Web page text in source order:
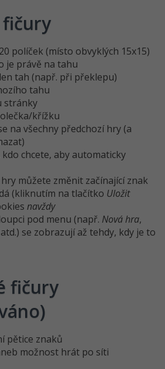
-30%
-80%
-80%
-15%
-25%
Effects
fičury
políček (místo obvyklých 15x15)
je právě na tahu
tah (např. při překlepu)
tahu
stránky
křížku
na všechny předchozí hry (a
chcete, aby automaticky
můžete změnit začínající znak
(kliknutím na tlačítko Uložit
navždy
pod menu (např. Nová hra,
se zobrazují až tehdy, kdy je to
fičury
pětice znaků
možnost hrát po síti